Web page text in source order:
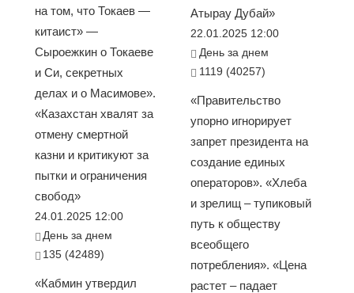
на том, что Токаев —
китаист» —
Сыроежкин о Токаеве
и Си, секретных
делах и о Масимове».
«Казахстан хвалят за
отмену смертной
казни и критикуют за
пытки и ограничения
свобод»
24.01.2025 12:00
День за днем
135 (42489)
«Кабмин утвердил
Атырау Дубай»
22.01.2025 12:00
День за днем
1119 (40257)
«Правительство
упорно игнорирует
запрет президента на
создание единых
операторов». «Хлеба
и зрелищ – тупиковый
путь к обществу
всеобщего
потребления». «Цена
растет – падает